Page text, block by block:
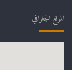
الموقع الجغرافي